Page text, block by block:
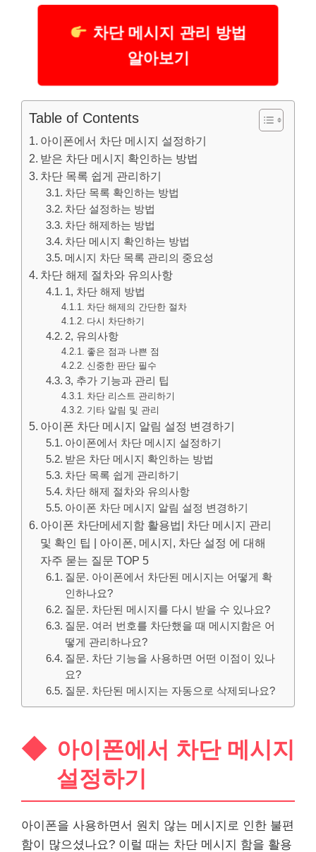
차단 메시지 관리 방법
알아보기
Table of Contents
아이폰에서 차단 메시지 설정하기
받은 차단 메시지 확인하는 방법
차단 목록 쉽게 관리하기
차단 목록 확인하는 방법
차단 설정하는 방법
차단 해제하는 방법
차단 메시지 확인하는 방법
메시지 차단 목록 관리의 중요성
차단 해제 절차와 유의사항
1, 차단 해제 방법
차단 해제의 간단한 절차
다시 차단하기
2, 유의사항
좋은 점과 나쁜 점
신중한 판단 필수
3, 추가 기능과 관리 팁
차단 리스트 관리하기
기타 알림 및 관리
아이폰 차단 메시지 알림 설정 변경하기
아이폰에서 차단 메시지 설정하기
받은 차단 메시지 확인하는 방법
차단 목록 쉽게 관리하기
차단 해제 절차와 유의사항
아이폰 차단 메시지 알림 설정 변경하기
아이폰 차단메세지함 활용법| 차단 메시지 관리
및 확인 팁 | 아이폰, 메시지, 차단 설정 에 대해
자주 묻는 질문 TOP 5
질문. 아이폰에서 차단된 메시지는 어떻게 확
인하나요?
질문. 차단된 메시지를 다시 받을 수 있나요?
질문. 여러 번호를 차단했을 때 메시지함은 어
떻게 관리하나요?
질문. 차단 기능을 사용하면 어떤 이점이 있나
요?
질문. 차단된 메시지는 자동으로 삭제되나요?
아이폰에서 차단 메시지
설정하기
아이폰을 사용하면서 원치 않는 메시지로 인한 불편
함이 많으셨나요? 이럴 때는 차단 메시지 함을 활용